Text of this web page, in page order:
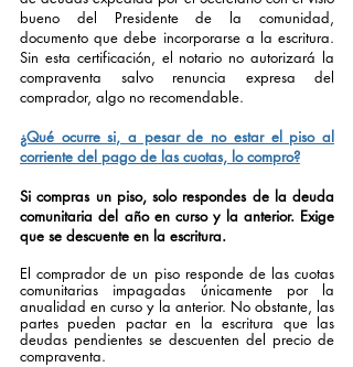
bueno del Presidente de la comunidad,
documento que debe incorporarse a la escritura.
Sin esta certificación, el notario no autorizará la
compraventa salvo renuncia expresa del
comprador, algo no recomendable.
¿Qué ocurre si, a pesar de no estar el piso al
corriente del pago de las cuotas, lo compro?
Si compras un piso, solo respondes de la deuda
comunitaria del año en curso y la anterior. Exige
que se descuente en la escritura.
El comprador de un piso responde de las cuotas
comunitarias impagadas únicamente por la
anualidad en curso y la anterior. No obstante, las
partes pueden pactar en la escritura que las
deudas pendientes se descuenten del precio de
compraventa.